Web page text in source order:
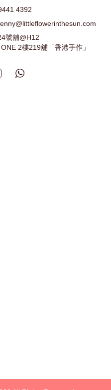
4392
號舖@H12
2樓219舖「香港手作」